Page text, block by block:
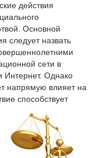
действия
Основной
следует назвать
сети в
Интернет. Однако
напрямую влияет на
способствует